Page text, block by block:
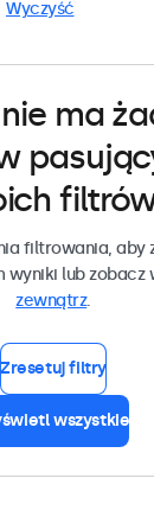
Wyczyść
ma
filtrowania, aby
lub zobacz
zewnątrz.
Zresetuj filtry
wszystkie